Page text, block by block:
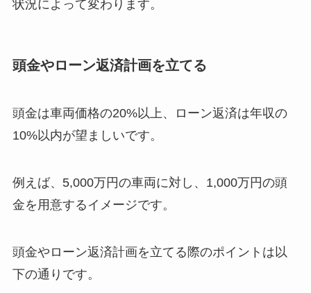
状況によって変わります。
頭金やローン返済計画を立てる
頭金は車両価格の20%以上、ローン返済は年収の
10%以内が望ましいです。
例えば、5,000万円の車両に対し、1,000万円の頭
金を用意するイメージです。
頭金やローン返済計画を立てる際のポイントは以
下の通りです。